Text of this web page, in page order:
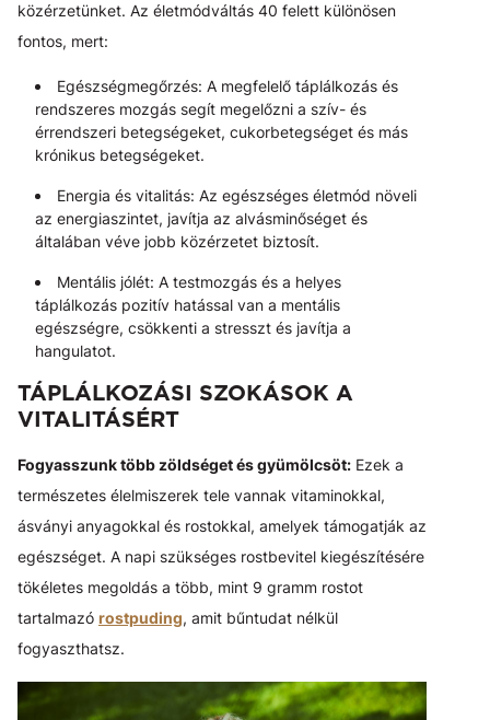
közérzetünket. Az életmódváltás 40 felett különösen
fontos, mert:
Egészségmegőrzés: A megfelelő táplálkozás és
rendszeres mozgás segít megelőzni a szív- és
érrendszeri betegségeket, cukorbetegséget és más
krónikus betegségeket.
Energia és vitalitás: Az egészséges életmód növeli
az energiaszintet, javítja az alvásminőséget és
általában véve jobb közérzetet biztosít.
Mentális jólét: A testmozgás és a helyes
táplálkozás pozitív hatással van a mentális
egészségre, csökkenti a stresszt és javítja a
hangulatot.
TÁPLÁLKOZÁSI SZOKÁSOK A
VITALITÁSÉRT
Fogyasszunk több zöldséget és gyümölcsöt: Ezek a
természetes élelmiszerek tele vannak vitaminokkal,
ásványi anyagokkal és rostokkal, amelyek támogatják az
egészséget. A napi szükséges rostbevitel kiegészítésére
tökéletes megoldás a több, mint 9 gramm rostot
tartalmazó rostpuding, amit bűntudat nélkül
fogyaszthatsz.